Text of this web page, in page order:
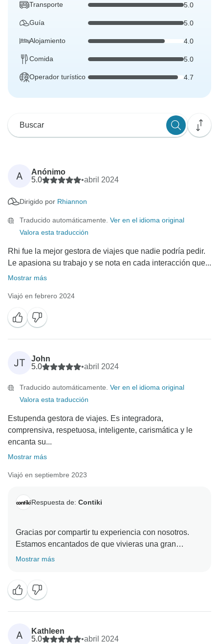
Transporte 5.0
Guía 5.0
Alojamiento 4.0
Comida 5.0
Operador turístico 4.7
A
Anónimo
5.0
•abril 2024
Dirigido por Rhiannon
Traducido automáticamente. Ver en el idioma original
Valora esta traducción
Rhi fue la mejor gestora de viajes que nadie podría pedir.
Le apasiona su trabajo y se nota en cada interacción que...
Mostrar más
Viajó en febrero 2024
JT
John
5.0
•abril 2024
Traducido automáticamente. Ver en el idioma original
Valora esta traducción
Estupenda gestora de viajes. Es integradora,
comprensiva, respetuosa, inteligente, carismática y le
encanta su...
Mostrar más
Viajó en septiembre 2023
Respuesta de: Contiki
Gracias por compartir tu experiencia con nosotros.
Estamos encantados de que vivieras una gran
aventura y de que tu Director de Turismo tuviera un
Mostrar más
A
Kathleen
5.0
•abril 2024